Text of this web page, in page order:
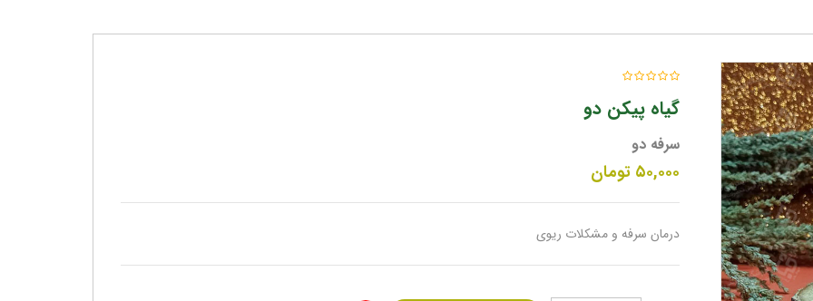
گیاه پیکن دو
سرفه دو
۵۰,۰۰۰ تومان
درمان سرفه و مشکلات ریوی